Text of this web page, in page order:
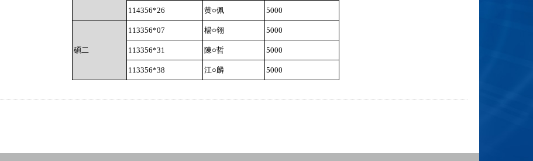
114356*26 黄○佩 5000
碩二
113356*07 楊○翎 5000
113356*31 陳○哲 5000
113356*38 江○麟 5000